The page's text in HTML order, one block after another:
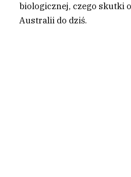
biologicznej, czego skutki
Australii do dziś.